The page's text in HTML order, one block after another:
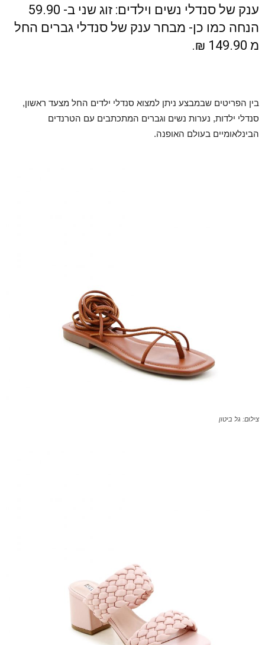
ענק של סנדלי נשים וילדים: זוג שני ב- 59.90
הנחה כמו כן- מבחר ענק של סנדלי גברים החל
מ 149.90 ₪.
בין הפריטים שבמבצע ניתן למצוא סנדלי ילדים החל מצעד ראשון,
סנדלי ילדות, נערות נשים וגברים המתכתבים עם הטרנדים
הבינלאומיים בעולם האופנה.
צילום: גל ביטון